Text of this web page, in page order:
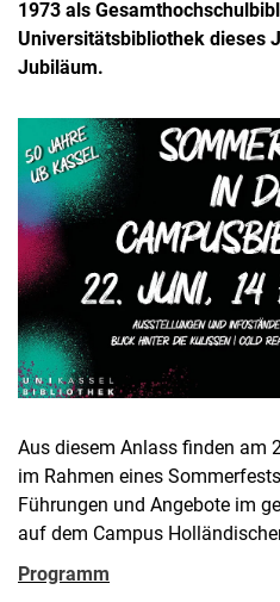
1973 als
Universitätsbibliothek dieses
Jubiläum.
Aus diesem Anlass finden am
im Rahmen eines
Führungen und Angebote im
auf dem Campus
Programm